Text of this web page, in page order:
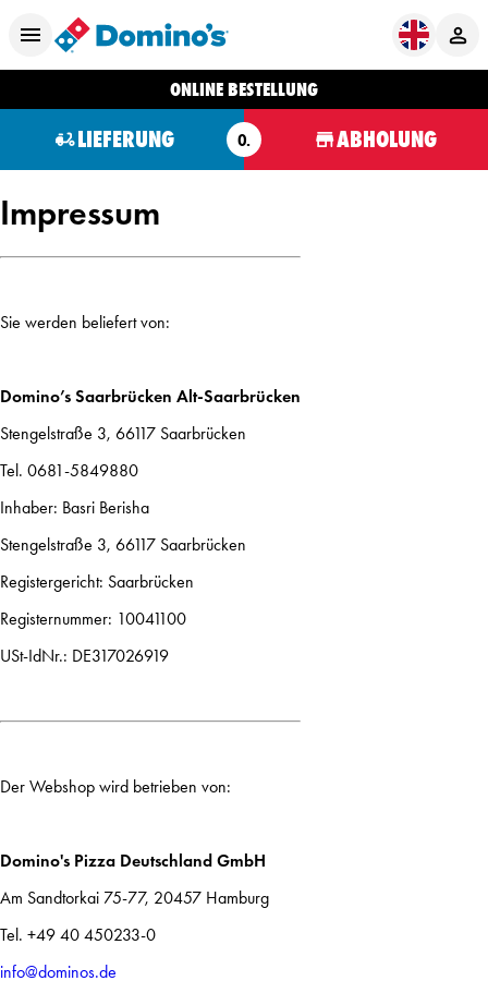
ONLINE BESTELLUNG
LIEFERUNG O. ABHOLUNG
Impressum
Sie werden beliefert von:
Domino’s Saarbrücken Alt-Saarbrücken
Stengelstraße 3, 66117 Saarbrücken
Tel. 0681-5849880
Inhaber: Basri Berisha
Stengelstraße 3, 66117 Saarbrücken
Registergericht: Saarbrücken
Registernummer: 10041100
USt-IdNr.: DE317026919
Der Webshop wird betrieben von:
Domino's Pizza Deutschland GmbH
Am Sandtorkai 75-77, 20457 Hamburg
Tel. +49 40 450233-0
info@dominos.de